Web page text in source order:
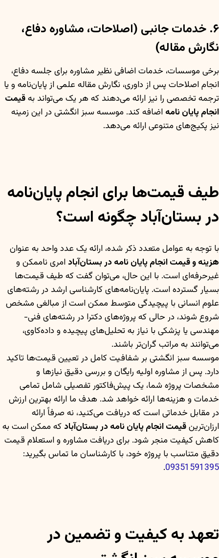
۶. خدمات جانبی (اصلاحات، مشاوره دفاع،
نگارش مقاله)
برخی موسسات، خدمات اضافی نظیر مشاوره برای جلسه دفاع،
انجام اصلاحات پس از داوری، نگارش مقاله علمی از پایان‌نامه و یا
ترجمه تخصصی را نیز ارائه می‌دهند که هر یک می‌تواند بهقیمت
انجام پایان نامه اضافه کند. موسسه سبز انگشتی در این زمینه
نیز پکیج‌های متنوعی ارائه می‌دهد.
طیف قیمت‌ها برای انجام پایان‌نامه
در بستان‌آباد چگونه است؟
با توجه به عوامل متعدد ذکر شده، ارائه یک عدد واحد به عنوان
هزینه و قیمت انجام پایان نامه در بستان‌آباد امری ناممکن و
غیرحرفه‌ای است. با این حال، می‌توان گفت که طیف قیمت‌ها
بسیار گسترده است. پایان‌نامه‌های کارشناسی ارشد در رشته‌های
علوم انسانی با پیچیدگی متوسط ممکن است از مبالغی مشخص
شروع شوند، در حالی که پروژه‌های دکترا در رشته‌های فنی-
مهندسی یا پزشکی با نیاز به تحلیل‌های پیچیده و داده‌کاوی،
می‌توانند به مراتب گران‌تر باشند.
موسسه سبز انگشتی بر شفافیت کامل در تعیین قیمت‌ها تاکید
دارد. پس از مشاوره اولیه رایگان و بررسی دقیق نیازها و
مشخصات پروژه شما، یک پیش‌فاکتور تفصیلی شامل تمامی
خدمات و هزینه‌ها ارائه خواهد شد. هدف ما ارائه بهترین ارزش
در مقابل خدماتی است که دریافت می‌کنید، نه صرفاً ارائه
ارزان‌ترینقیمت انجام پایان نامه در بستان‌آباد که ممکن است به
کاهش کیفیت منجر شود. برای دریافت مشاوره و استعلام قیمت
دقیق متناسب با پروژه خود، با کارشناسان ما تماس بگیرید:
09351591395
.
تعهد به کیفیت و تضمین در